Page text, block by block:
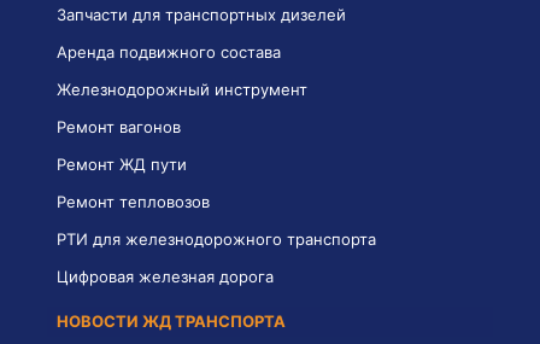
Запчасти для транспортных дизелей
Аренда подвижного состава
Железнодорожный инструмент
Ремонт вагонов
Ремонт ЖД пути
Ремонт тепловозов
РТИ для железнодорожного транспорта
Цифровая железная дорога
НОВОСТИ ЖД ТРАНСПОРТА